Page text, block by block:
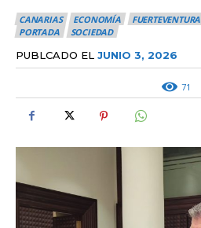
CANARIAS ECONOMÍA FUERTEVENTURA
PORTADA
SOCIEDAD
PUBLCADO EL JUNIO 3, 2026
71